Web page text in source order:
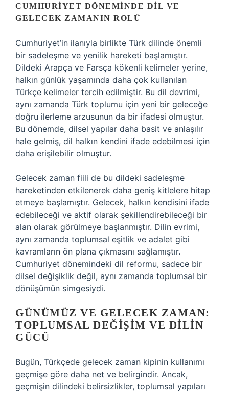
CUMHURIYET DÖNEMINDE DIL VE
GELECEK ZAMANIN ROLÜ
Cumhuriyet’in ilanıyla birlikte Türk dilinde önemli
bir sadeleşme ve yenilik hareketi başlamıştır.
Dildeki Arapça ve Farsça kökenli kelimeler yerine,
halkın günlük yaşamında daha çok kullanılan
Türkçe kelimeler tercih edilmiştir. Bu dil devrimi,
aynı zamanda Türk toplumu için yeni bir geleceğe
doğru ilerleme arzusunun da bir ifadesi olmuştur.
Bu dönemde, dilsel yapılar daha basit ve anlaşılır
hale gelmiş, dil halkın kendini ifade edebilmesi için
daha erişilebilir olmuştur.
Gelecek zaman fiili de bu dildeki sadeleşme
hareketinden etkilenerek daha geniş kitlelere hitap
etmeye başlamıştır. Gelecek, halkın kendisini ifade
edebileceği ve aktif olarak şekillendirebileceği bir
alan olarak görülmeye başlanmıştır. Dilin evrimi,
aynı zamanda toplumsal eşitlik ve adalet gibi
kavramların ön plana çıkmasını sağlamıştır.
Cumhuriyet dönemindeki dil reformu, sadece bir
dilsel değişiklik değil, aynı zamanda toplumsal bir
dönüşümün simgesiydi.
GÜNÜMÜZ VE GELECEK ZAMAN:
TOPLUMSAL DEĞIŞIM VE DILIN
GÜCÜ
Bugün, Türkçede gelecek zaman kipinin kullanımı
geçmişe göre daha net ve belirgindir. Ancak,
geçmişin dilindeki belirsizlikler, toplumsal yapıları